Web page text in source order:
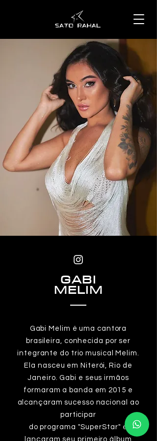
GABI
MELIM
Gabi Melim é uma cantora
brasileira, conhecida por ser
integrante do trio musical Melim.
Ela nasceu em Niterói, Rio de
Janeiro. Gabi e seus irmãos
formaram a banda em 2015 e
alcançaram sucesso nacional ao
participar
do programa "SuperStar" e
lançaram seu primeiro álbum